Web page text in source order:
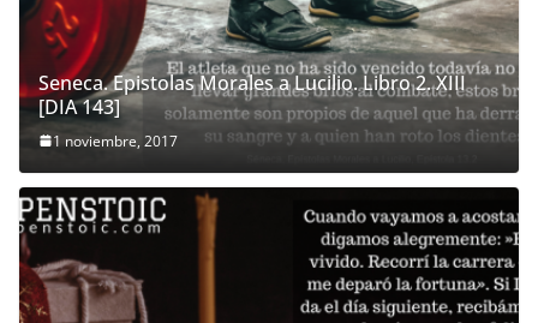
Seneca. Epistolas Morales a Lucilio. Libro 2. XIII
[DIA 143]
1 noviembre, 2017